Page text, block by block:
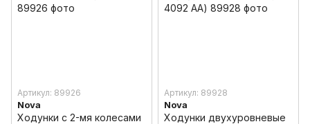
Артикул: 89926
Nova
Ходунки с 2-мя колесами
Артикул: 89928
Nova
Ходунки двухуровневые